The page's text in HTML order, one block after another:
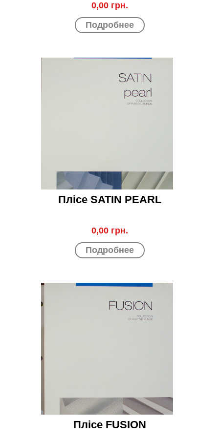
0,00 грн.
Подробнее
Плісе SATIN PEARL
0,00 грн.
Подробнее
Плісе FUSION